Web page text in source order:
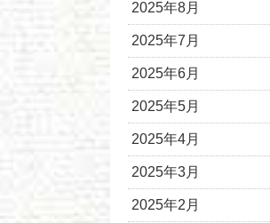
2025年8月
2025年7月
2025年6月
2025年5月
2025年4月
2025年3月
2025年2月